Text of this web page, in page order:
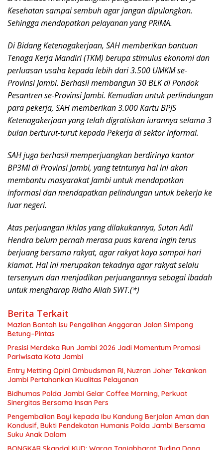
Kesehatan sampai sembuh agar jangan dipulangkan.
Sehingga mendapatkan pelayanan yang PRIMA.
Di Bidang Ketenagakerjaan, SAH memberikan bantuan
Tenaga Kerja Mandiri (TKM) berupa stimulus ekonomi dan
perluasan usaha kepada lebih dari 3.500 UMKM se-
Provinsi Jambi. Berhasil membangun 30 BLK di Pondok
Pesantren se-Provinsi Jambi. Kemudian untuk perlindungan
para pekerja, SAH memberikan 3.000 Kartu BPJS
Ketenagakerjaan yang telah digratiskan iurannya selama 3
bulan berturut-turut kepada Pekerja di sektor informal.
SAH juga berhasil memperjuangkan berdirinya kantor
BP3MI di Provinsi Jambi, yang tetntunya hal ini akan
membantu masyarakat Jambi untuk mendapatkan
informasi dan mendapatkan pelindungan untuk bekerja ke
luar negeri.
Atas perjuangan ikhlas yang dilakukannya, Sutan Adil
Hendra belum pernah merasa puas karena ingin terus
berjuang bersama rakyat, agar rakyat kaya sampai hari
kiamat. Hal ini merupakan tekadnya agar rakyat selalu
tersenyum dan menjadikan perjuangannya sebagai ibadah
untuk mengharap Ridho Allah SWT.(*)
Berita Terkait
Mazlan Bantah Isu Pengalihan Anggaran Jalan Simpang
Betung–Pintas
Presisi Merdeka Run Jambi 2026 Jadi Momentum Promosi
Pariwisata Kota Jambi
Entry Metting Opini Ombudsman RI, Nuzran Joher Tekankan
Jambi Pertahankan Kualitas Pelayanan
Bidhumas Polda Jambi Gelar Coffee Morning, Perkuat
Sinergitas Bersama Insan Pers
Pengembalian Bayi kepada Ibu Kandung Berjalan Aman dan
Kondusif, Bukti Pendekatan Humanis Polda Jambi Bersama
Suku Anak Dalam